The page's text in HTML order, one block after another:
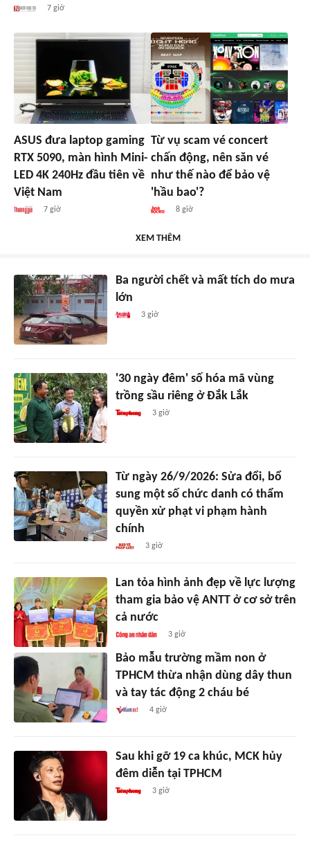
7 giờ
ASUS đưa laptop gaming
RTX 5090, màn hình Mini-
LED 4K 240Hz đầu tiên về
Việt Nam
7 giờ
Từ vụ scam vé concert
chấn động, nên săn vé
như thế nào để bảo vệ
'hầu bao'?
8 giờ
XEM THÊM
Ba người chết và mất tích do mưa
lớn
3 giờ
'30 ngày đêm' số hóa mã vùng
trồng sầu riêng ở Đắk Lắk
3 giờ
Từ ngày 26/9/2026: Sửa đổi, bổ
sung một số chức danh có thẩm
quyền xử phạt vi phạm hành
chính
3 giờ
Lan tỏa hình ảnh đẹp về lực lượng
tham gia bảo vệ ANTT ở cơ sở trên
cả nước
3 giờ
Bảo mẫu trường mầm non ở
TPHCM thừa nhận dùng dây thun
và tay tác động 2 cháu bé
4 giờ
Sau khi gỡ 19 ca khúc, MCK hủy
đêm diễn tại TPHCM
3 giờ